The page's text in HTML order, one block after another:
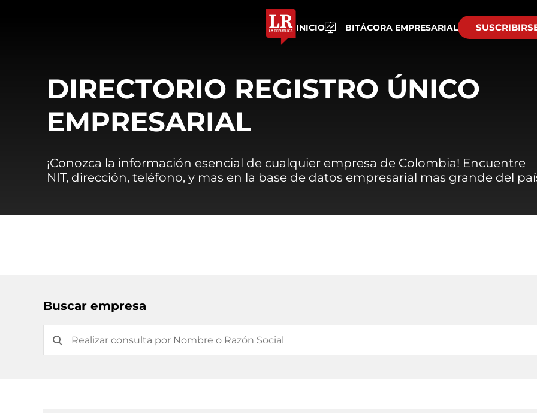
INICIO BITÁCORA EMPRESARIAL
DIRECTORIO REGISTRO ÚNICO
EMPRESARIAL
¡Conozca la información esencial de cualquier empresa de Colombia! Encuentre
NIT, dirección, teléfono, y mas en la base de datos empresarial mas grande del
Buscar empresa